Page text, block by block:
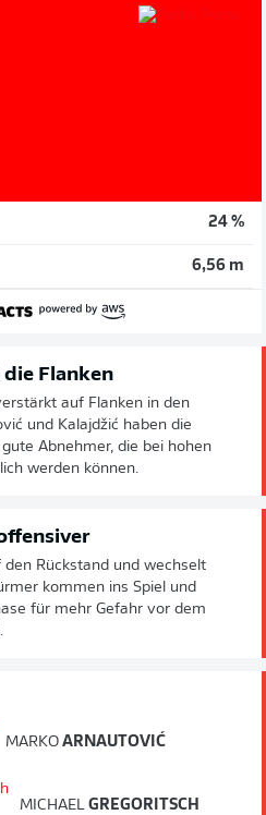
24 %
6,56 m
Flanken
auf Flanken in den
und Kalajdžić haben die
Abnehmer, die bei hohen
werden können.
Rückstand und wechselt
kommen ins Spiel und
für mehr Gefahr vor dem
MARKO ARNAUTOVIĆ
MICHAEL GREGORITSCH